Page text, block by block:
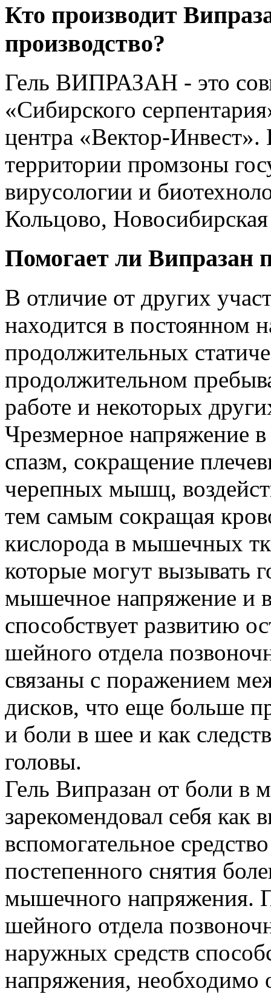
Кто производит
производство?
Гель ВИПРАЗАН - это
«Сибирского
центра «Вектор-Инвест».
территории промзоны
вирусологии и
Кольцово, Новосибирская
Помогает ли Випразан
В отличие от других
находится в постоянном
продолжительных
продолжительном
работе и некоторых
Чрезмерное напряжение
спазм, сокращение
черепных мышц,
тем самым сокращая
кислорода в мышечных
которые могут вызывать
мышечное напряжение и
способствует развитию
шейного отдела
связаны с поражением
дисков, что еще больше
и боли в шее и как
головы.
Гель Випразан от боли в
зарекомендовал себя как
вспомогательное
постепенного снятия
мышечного напряжения.
шейного отдела
наружных средств
напряжения, необходимо